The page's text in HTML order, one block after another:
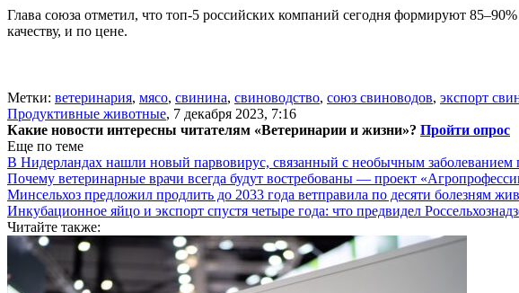
Глава союза отметил, что топ-5 российских компаний сегодня формируют
качеству, и по цене.
Метки: ветеринария, мясо, свинина, свиноводство, союз свиноводов, экспорт
Продуктивные животные, 7 декабря 2023, 7:16
Какие новости интересны читателям «Ветеринарии и жизни»? Пройти опрос
Еще по теме
В Нидерландах нашли новый парвовирус, связанный с необычным заболеванием
Почему ветеринарные врачи всегда будут востребованы — проект
Минсельхоз предложил продлить до 2033 года ветправила по десяти болезням
Инкубационное яйцо и экспорт спустя четыре года: что предвидел
Читайте также: